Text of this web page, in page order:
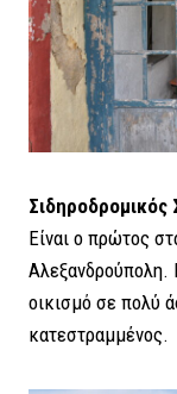
Σιδηροδρομικός
Είναι ο πρώτος
Αλεξανδρούπολη.
οικισμό σε πολύ
κατεστραμμένος.